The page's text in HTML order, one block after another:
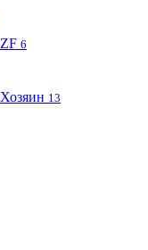
ZF 6
Хозяин 13